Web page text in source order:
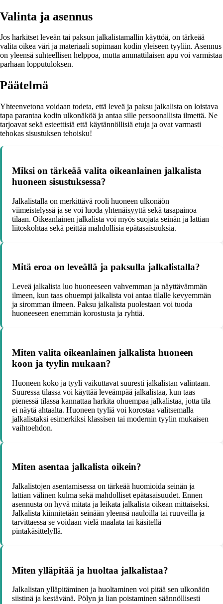
Valinta ja asennus
Jos harkitset leveän tai paksun jalkalistamallin käyttöä, on tärkeää
valita oikea väri ja materiaali sopimaan kodin yleiseen tyyliin. Asennus
on yleensä suhteellisen helppoa, mutta ammattilaisen apu voi varmistaa
parhaan lopputuloksen.
Päätelmä
Yhteenvetona voidaan todeta, että leveä ja paksu jalkalista on loistava
tapa parantaa kodin ulkonäköä ja antaa sille persoonallista ilmettä. Ne
tarjoavat sekä esteettisiä että käytännöllisiä etuja ja ovat varmasti
tehokas sisustuksen tehoisku!
Miksi on tärkeää valita oikeanlainen jalkalista
huoneen sisustuksessa?
Jalkalistalla on merkittävä rooli huoneen ulkonäön
viimeistelyssä ja se voi luoda yhtenäisyyttä sekä tasapainoa
tilaan. Oikeanlainen jalkalista voi myös suojata seinän ja lattian
liitoskohtaa sekä peittää mahdollisia epätasaisuuksia.
Mitä eroa on leveällä ja paksulla jalkalistalla?
Leveä jalkalista luo huoneeseen vahvemman ja näyttävämmän
ilmeen, kun taas ohuempi jalkalista voi antaa tilalle kevyemmän
ja siromman ilmeen. Paksu jalkalista puolestaan voi tuoda
huoneeseen enemmän korostusta ja ryhtiä.
Miten valita oikeanlainen jalkalista huoneen
koon ja tyylin mukaan?
Huoneen koko ja tyyli vaikuttavat suuresti jalkalistan valintaan.
Suuressa tilassa voi käyttää leveämpää jalkalistaa, kun taas
pienessä tilassa kannattaa harkita ohuempaa jalkalistaa, jotta tila
ei näytä ahtaalta. Huoneen tyyliä voi korostaa valitsemalla
jalkalistaksi esimerkiksi klassisen tai modernin tyylin mukaisen
vaihtoehdon.
Miten asentaa jalkalista oikein?
Jalkalistojen asentamisessa on tärkeää huomioida seinän ja
lattian välinen kulma sekä mahdolliset epätasaisuudet. Ennen
asennusta on hyvä mitata ja leikata jalkalista oikean mittaiseksi.
Jalkalista kiinnitetään seinään yleensä nauloilla tai ruuveilla ja
tarvittaessa se voidaan vielä maalata tai käsitellä
pintakäsittelyllä.
Miten ylläpitää ja huoltaa jalkalistaa?
Jalkalistan ylläpitäminen ja huoltaminen voi pitää sen ulkonäön
siistinä ja kestävänä. Pölyn ja lian poistaminen säännöllisesti